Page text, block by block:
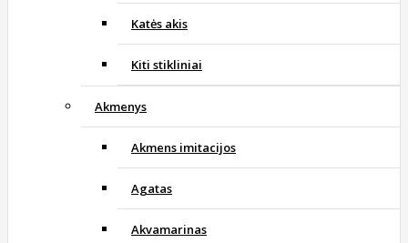
Katės akis
Kiti stikliniai
Akmenys
Akmens imitacijos
Agatas
Akvamarinas